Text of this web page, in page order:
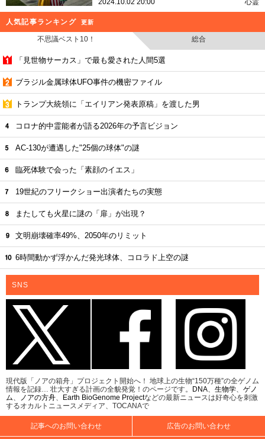
2024.10.02 20:00 心霊
人気記事ランキング 更新
不思議ベスト10！ 総合
「見世物サーカス」で最も愛された人間5選
ブラジル金属球体UFO事件の機密ファイル
トランプ大統領に「エイリアン発表原稿」を渡した男
コロナ的中霊能者が語る2026年の予言ビジョン
AC-130が遭遇した"25個の球体"の謎
臨死体験で会った「素顔のイエス」
19世紀のフリークショー出演者たちの実態
またしても火星に謎の「扉」が出現？
文明崩壊確率49%、2050年のリミット
6時間動かず浮かんだ発光球体、コロラド上空の謎
SNS
現代版「ノアの箱舟」プロジェクト開始へ！ 地球上の生物“150万種”の全ゲノム
情報を記録… 壮大すぎる計画の全貌発覚！のページです。
DNA、 生物学、 ゲノ
ム、 ノアの方舟、 Earth BioGenome Projectなどの最新ニュースは好奇心を刺激
するオカルトニュースメディア、TOCANAで
記事へのお問い合わせ 広告のお問い合わせ